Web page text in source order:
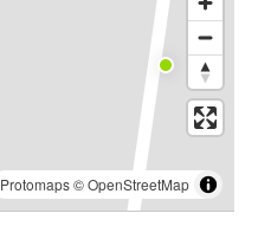
Protomaps©OpenStreetMap